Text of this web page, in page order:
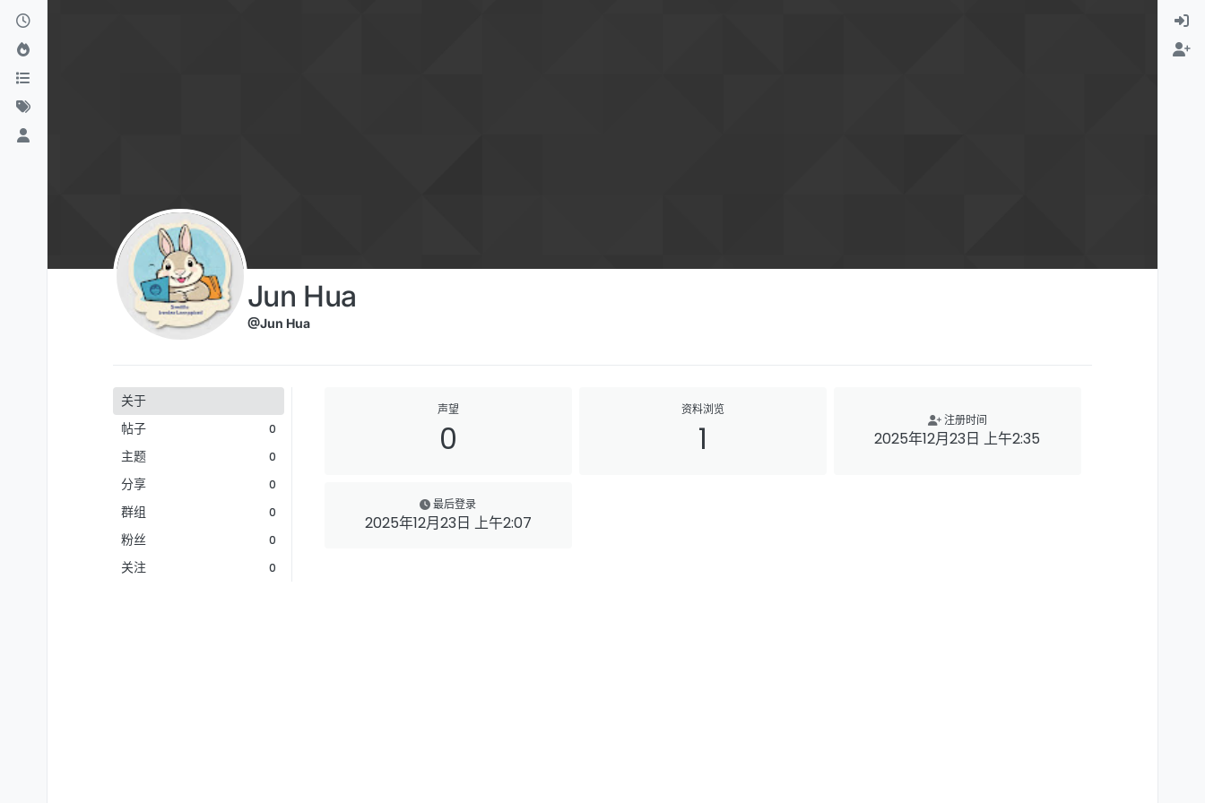
跳转至内容
Jun Hua
@Jun Hua
关于
帖子
0
主题 0
分享 0
群组 0
粉丝 0
关注 0
声望
0
资料浏览
1 注册时间
2025年12月23日 上午2:35
最后登录
2025年12月23日 上午2:07